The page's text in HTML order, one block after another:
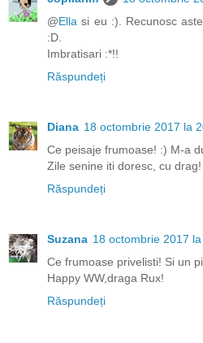
@Ella si eu :). Recunosc
:D.
Imbratisari :*!!
Răspundeți
Diana 18 octombrie 2017 la
Ce peisaje frumoase! :) M-a
Zile senine iti doresc, cu drag!
Răspundeți
Suzana 18 octombrie 2017
Ce frumoase privelisti! Si un
Happy WW,draga Rux!
Răspundeți